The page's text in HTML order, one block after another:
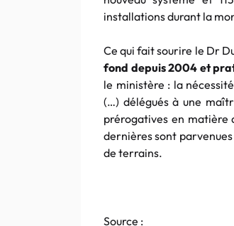
installations durant la
Ce qui fait sourire le Dr
fond depuis 2004 et
le ministère : la
(…) délégués à une
prérogatives en matière
dernières sont
de terrains.
Source :